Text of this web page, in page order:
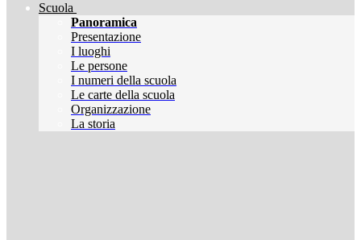
Scuola
Panoramica
Presentazione
I luoghi
Le persone
I numeri della scuola
Le carte della scuola
Organizzazione
La storia